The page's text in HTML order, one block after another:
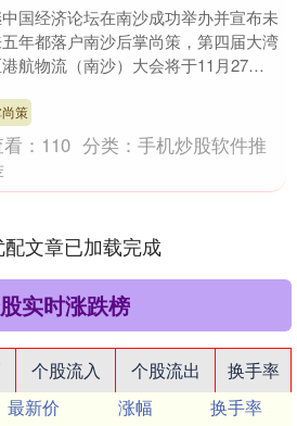
国经济论坛在南沙成功举办并宣布未
年都落户南沙后掌尚策，第四届大湾
航物流（南沙）大会将于11月27日
自本届起....
策
： 110 分类：手机炒股软件推
文章已加载完成
实时涨跌榜
个股流入 个股流出
换手率
最新价 涨幅
换手率